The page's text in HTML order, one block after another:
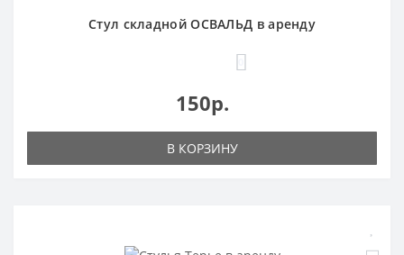
Стул складной ОСВАЛЬД в аренду
150р.
В КОРЗИНУ